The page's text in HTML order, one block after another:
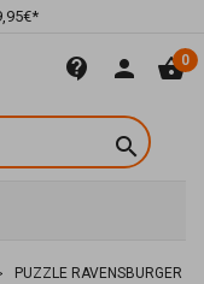
contact_support person shopping_basket0

PUZZLE RAVENSBURGER